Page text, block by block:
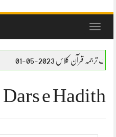
Toggle
ترجمہ قرآن کلاس 2023-05-01
Dars e Hadith